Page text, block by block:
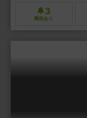
3
興味あり